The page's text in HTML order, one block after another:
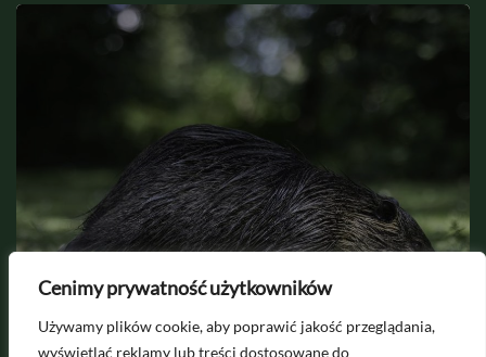
Cenimy prywatność użytkowników
Używamy plików cookie, aby poprawić jakość przeglądania,
wyświetlać reklamy lub treści dostosowane do
Jak odstraszyć bobry z działki i
zabezpieczyć drzewa?